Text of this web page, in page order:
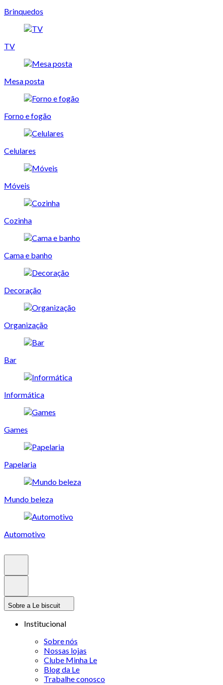
Brinquedos
TV
Mesa posta
Forno e fogão
Celulares
Móveis
Cozinha
Cama e banho
Decoração
Organização
Bar
Informática
Games
Papelaria
Mundo beleza
Automotivo
Sobre a Le biscuit
Institucional
Sobre nós
Nossas lojas
Clube Minha Le
Blog da Le
Trabalhe conosco